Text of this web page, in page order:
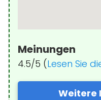
Meinungen
4.5/5 (Lesen Sie
Weitere